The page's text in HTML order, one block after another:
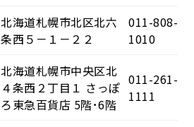
北海道札幌市北区北六
条西５－１－２２
011-808-
1010
北海道札幌市中央区北
４条西２丁目１ さっぽ
ろ東急百貨店 5階･6階
011-261-
1111